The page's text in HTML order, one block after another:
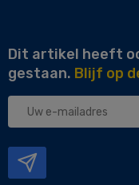
Dit artikel heeft
gestaan. Blijf op
Uw